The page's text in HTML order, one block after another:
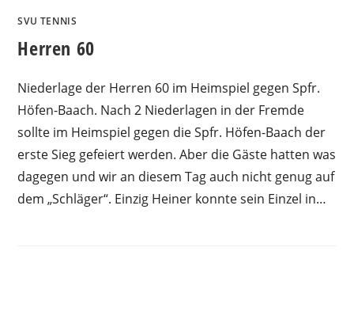
SVU TENNIS
Herren 60
Niederlage der Herren 60 im Heimspiel gegen Spfr.
Höfen-Baach. Nach 2 Niederlagen in der Fremde
sollte im Heimspiel gegen die Spfr. Höfen-Baach der
erste Sieg gefeiert werden. Aber die Gäste hatten was
dagegen und wir an diesem Tag auch nicht genug auf
dem „Schläger“. Einzig Heiner konnte sein Einzel in…